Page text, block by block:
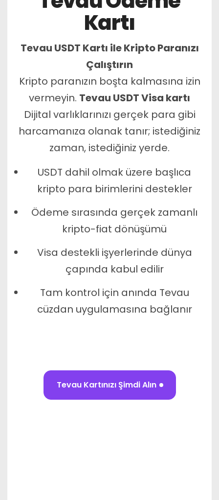
Kartı
Tevau USDT Kartı ile Kripto Paranızı
Çalıştırın
Kripto paranızın boşta kalmasına izin
vermeyin. Tevau USDT Visa kartı
Dijital varlıklarınızı gerçek para gibi
harcamanıza olanak tanır; istediğiniz
zaman, istediğiniz yerde.
USDT dahil olmak üzere başlıca
kripto para birimlerini destekler
Ödeme sırasında gerçek zamanlı
kripto-fiat dönüşümü
Visa destekli işyerlerinde dünya
çapında kabul edilir
Tam kontrol için anında Tevau
cüzdan uygulamasına bağlanır
Tevau Kartınızı Şimdi Alın